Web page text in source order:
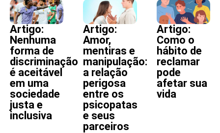
Artigo:
Nenhuma
forma de
discriminação
é aceitável
em uma
sociedade
justa e
inclusiva
Artigo:
Amor,
mentiras e
manipulação:
a relação
perigosa
entre os
psicopatas
e seus
parceiros
Artigo:
Como o
hábito de
reclamar
pode
afetar sua
vida